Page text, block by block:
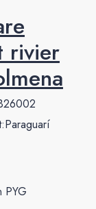
rivier
Paraguarí
PYG